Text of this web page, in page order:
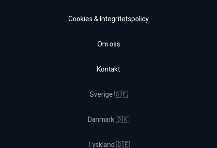
Cookies & Integritetspolicy
Om oss
Kontakt
Sverige 🇸🇪
Danmark 🇩🇰
Tyskland 🇩🇪